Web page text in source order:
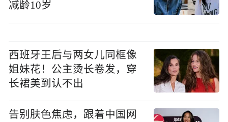
减龄10岁
西班牙王后与两女儿同框像
姐妹花！公主烫长卷发，穿
长裙美到认不出
告别肤色焦虑，跟着中国网